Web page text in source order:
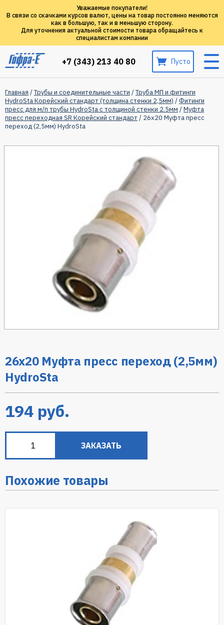
Уважаемые покупатели!
В связи со скачками курсов валют, цены на товар постоянно меняются
как в большую, так и в меньшую сторону.
Для уточнения актуальной стоимости товара обращайтесь к
специалистам компании
+7 (343) 213 40 80 Пусто
Главная /Трубы и соединительные части /Труба МП и фитинги
HydroSta Корейский стандарт (толщина стенки 2,5мм) / Фитинги
пресс для м/п трубы HydroSta с толщиной стенки 2.5мм /Муфта
пресс переходная SR Корейский стандарт/ 26х20 Муфта пресс
переход (2,5мм) HydroSta
26х20 Муфта пресс переход (2,5мм)
HydroSta
194 руб.
ЗАКАЗАТЬ
Похожие товары